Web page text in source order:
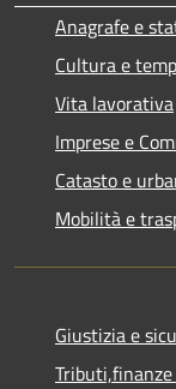
Anagrafe e
Cultura e
Vita lavorativa
Imprese e
Catasto e
Mobilità e
Giustizia e